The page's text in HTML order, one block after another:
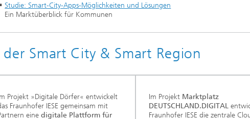
Studie: Smart-City-Apps-Möglichkeiten und Lösungen
Ein Marktüberblick für Kommunen
Smart City & Smart Region
Projekt »Digitale Dörfer« entwickelt
Fraunhofer IESE gemeinsam mit
eine digitale Plattform für
Im Projekt Marktplatz
DEUTSCHLAND.DIGITAL
Fraunhofer IESE die zentrale